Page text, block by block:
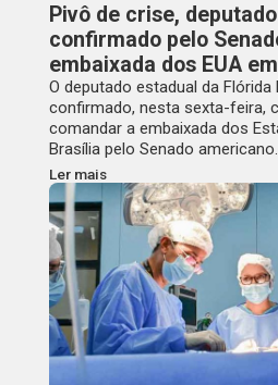
Pivô de crise,
confirmado pelo
embaixada dos EUA
O deputado estadual da Flórida
confirmado, nesta sexta-feira,
comandar a embaixada dos
Brasília pelo Senado americano.
Ler mais